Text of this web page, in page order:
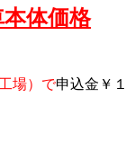
本体価格
場）で申込金￥１